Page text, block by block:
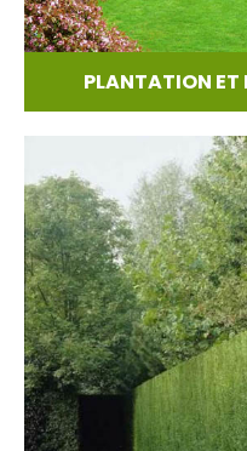
PLANTATION ET